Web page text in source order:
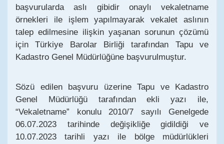
başvurularda aslı gibidir onaylı vekaletname
örnekleri ile işlem yapılmayarak vekalet aslının
talep edilmesine ilişkin yaşanan sorunun çözümü
için Türkiye Barolar Birliği tarafından Tapu ve
Kadastro Genel Müdürlüğüne başvurulmuştur.
Sözü edilen başvuru üzerine Tapu ve Kadastro
Genel Müdürlüğü tarafından ekli yazı ile,
“Vekaletname” konulu 2010/7 sayılı Genelgede
06.07.2023 tarihinde değişikliğe gidildiği ve
10.07.2023 tarihli yazı ile bölge müdürlükleri